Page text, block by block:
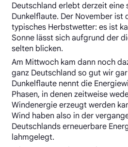
Deutschland erlebt derzeit eine
Dunkelflaute. Der November ist
typisches Herbstwetter: es ist
Sonne lässt sich aufgrund der
selten blicken.
Am Mittwoch kam dann noch
ganz Deutschland so gut wir
Dunkelflaute nennt die
Phasen, in denen zeitweise
Windenergie erzeugt werden
Wind haben also in der
Deutschlands erneuerbare
lahmgelegt.